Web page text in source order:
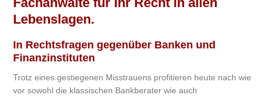
Lebenslagen.
In Rechtsfragen gegenüber Banken und
Finanzinstituten
Trotz eines gestiegenen Misstrauens profitieren heute nach wie
vor sowohl die klassischen Bankberater wie auch